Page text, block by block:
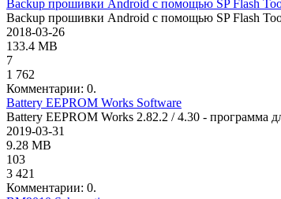
Backup прошивки Android с помощью SP Flash
Backup прошивки Android с помощью SP Flash
2018-03-26
133.4 MB
7
1 762
Комментарии: 0.
Battery EEPROM Works Software
Battery EEPROM Works 2.82.2 / 4.30 - программа
2019-03-31
9.28 MB
103
3 421
Комментарии: 0.